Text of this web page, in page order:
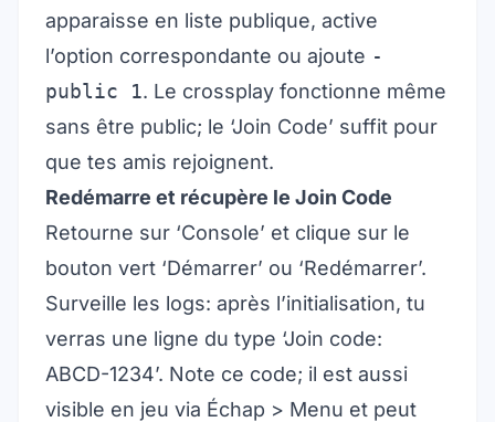
apparaisse en liste publique, active
l’option correspondante ou ajoute -
public 1. Le crossplay fonctionne même
sans être public; le ‘Join Code’ suffit pour
que tes amis rejoignent.
Redémarre et récupère le Join Code
Retourne sur ‘Console’ et clique sur le
bouton vert ‘Démarrer’ ou ‘Redémarrer’.
Surveille les logs: après l’initialisation, tu
verras une ligne du type ‘Join code:
ABCD-1234’. Note ce code; il est aussi
visible en jeu via Échap > Menu et peut